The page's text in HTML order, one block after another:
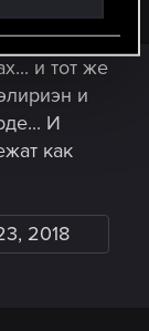
и тот же
и
И
как
2018